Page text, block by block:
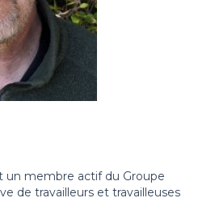
un membre actif du Groupe
de travailleurs et travailleuses